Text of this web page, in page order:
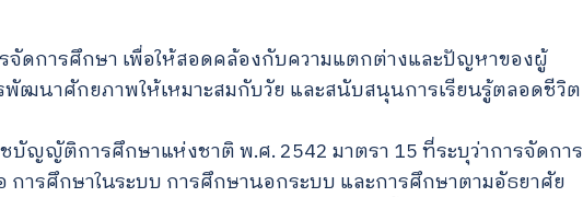
จัดการศึกษา เพื่อให้สอดคล้องกับความแตกต่างและปัญหาของผู้
พัฒนาศักยภาพให้เหมาะสมกับวัย และสนับสนุนการเรียนรู้ตลอดชีวิต
บัญญัติการศึกษาแห่งชาติ พ.ศ. 2542 มาตรา 15 ที่ระบุว่าการจัดการ
การศึกษาในระบบ การศึกษานอกระบบ และการศึกษาตามอัธยาศัย